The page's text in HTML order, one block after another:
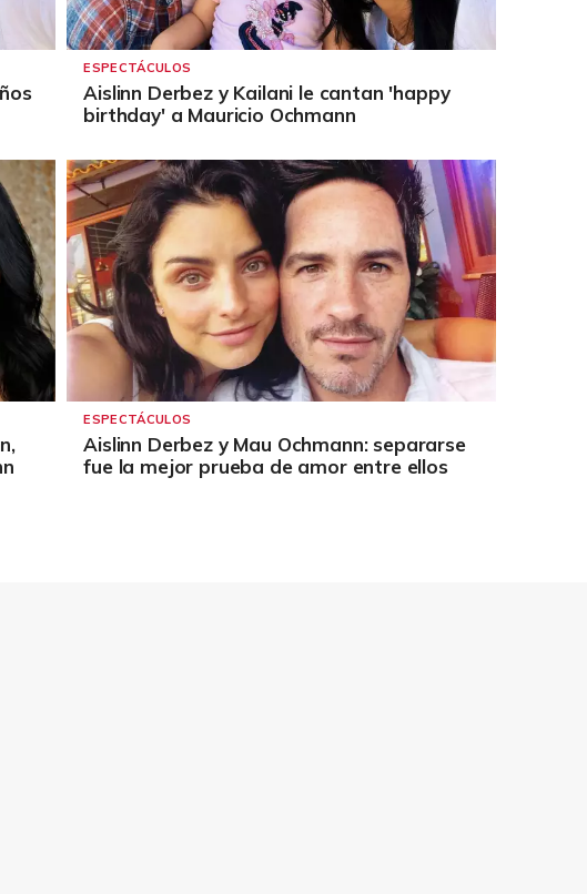
ESPECTÁCULOS
Aislinn Derbez y Kailani le cantan 'happy
birthday' a Mauricio Ochmann
ESPECTÁCULOS
Aislinn Derbez y Mau Ochmann: separarse
fue la mejor prueba de amor entre ellos